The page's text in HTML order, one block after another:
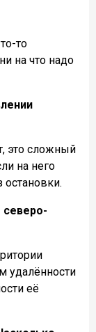
то
на что надо
это сложный
на него
остановки.
северо-
удалённости
её